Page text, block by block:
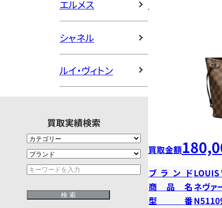
エルメス
シャネル
ルイ・ヴィトン
買取実績検索
買取金額
ブランドLOUIS
商品名 ネヴァ
型番